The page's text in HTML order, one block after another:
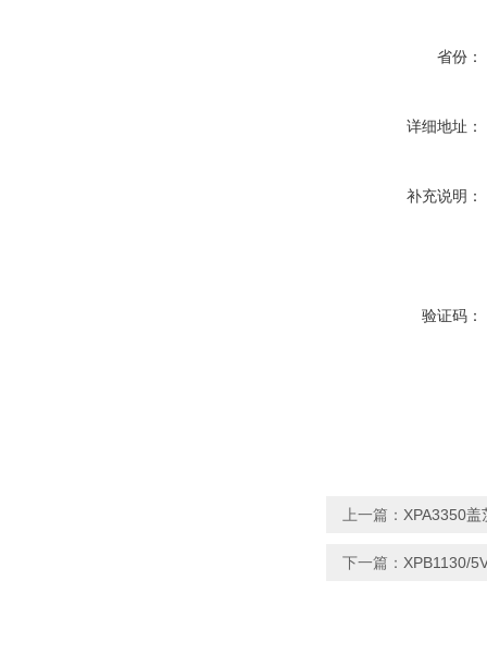
省份：
详细地址：
补充说明：
验证码：
上一篇： XPA3350
下一篇： XPB1130/